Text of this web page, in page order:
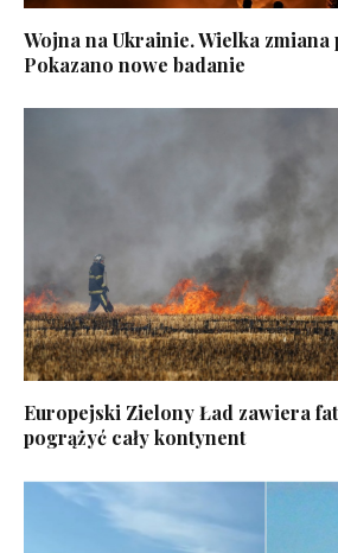
Wojna na Ukrainie. Wielka zmiana
Pokazano nowe badanie
Europejski Zielony Ład zawiera
pogrążyć cały kontynent